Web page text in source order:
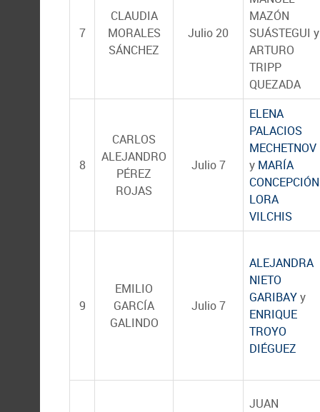
7
CLAUDIA
MORALES
SÁNCHEZ
Julio 20
MAZÓN
SUÁSTEGUI y
ARTURO
TRIPP
QUEZADA
8
CARLOS
ALEJANDRO
PÉREZ
ROJAS
Julio 7
ELENA
PALACIOS
MECHETNOV
y MARÍA
CONCEPCIÓN
LORA
VILCHIS
9
EMILIO
GARCÍA
GALINDO
Julio 7
ALEJANDRA
NIETO
GARIBAYy
ENRIQUE
TROYO
DIÉGUEZ
JUAN